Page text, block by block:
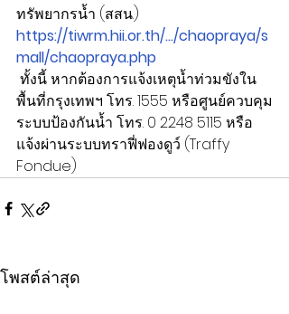
ทรัพยากรน้ำ (สสน.)
https://tiwrm.hii.or.th/.../chaopraya/s
mall/chaopraya.php
ทั้งนี้ หากต้องการแจ้งเหตุน้ำท่วมขังใน
พื้นที่กรุงเทพฯ โทร. 1555 หรือศูนย์ควบคุม
ระบบป้องกันน้ำ โทร. 0 2248 5115 หรือ
แจ้งผ่านระบบทราฟี่ฟองดูว์ (Traffy
Fondue)
โพสต์ล่าสุด